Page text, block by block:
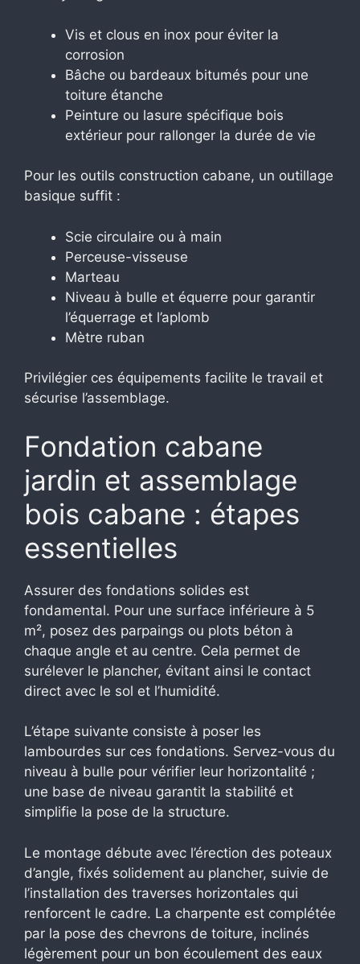
Vis et clous en inox pour éviter la
corrosion
Bâche ou bardeaux bitumés pour une
toiture étanche
Peinture ou lasure spécifique bois
extérieur pour rallonger la durée de vie
Pour les outils construction cabane, un outillage
basique suffit :
Scie circulaire ou à main
Perceuse-visseuse
Marteau
Niveau à bulle et équerre pour garantir
l’équerrage et l’aplomb
Mètre ruban
Privilégier ces équipements facilite le travail et
sécurise l’assemblage.
Fondation cabane
jardin et assemblage
bois cabane : étapes
essentielles
Assurer des fondations solides est
fondamental. Pour une surface inférieure à 5
m², posez des parpaings ou plots béton à
chaque angle et au centre. Cela permet de
surélever le plancher, évitant ainsi le contact
direct avec le sol et l’humidité.
L’étape suivante consiste à poser les
lambourdes sur ces fondations. Servez-vous du
niveau à bulle pour vérifier leur horizontalité ;
une base de niveau garantit la stabilité et
simplifie la pose de la structure.
Le montage débute avec l’érection des poteaux
d’angle, fixés solidement au plancher, suivie de
l’installation des traverses horizontales qui
renforcent le cadre. La charpente est complétée
par la pose des chevrons de toiture, inclinés
légèrement pour un bon écoulement des eaux